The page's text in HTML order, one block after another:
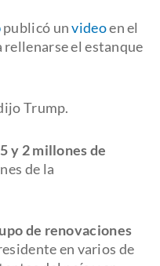
publicó unvideoen el
rellenarse el estanque
Trump.
y 2 millones de
de la
de renovaciones
en varios de